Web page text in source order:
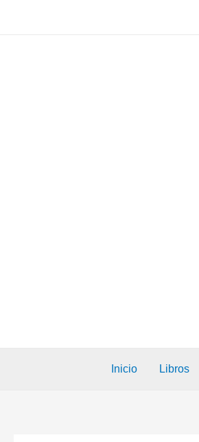
Inicio Libros